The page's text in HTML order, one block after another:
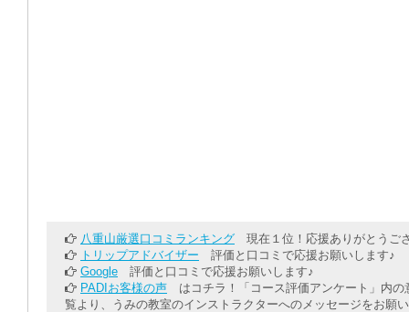
八重山厳選口コミランキング 現在１位！応援ありがとうご
トリップアドバイザー 評価と口コミで応援お願いします♪
Google 評価と口コミで応援お願いします♪
PADIお客様の声 はコチラ！「コース評価アンケート」内の
覧より、うみの教室のインストラクターへのメッセージをお願